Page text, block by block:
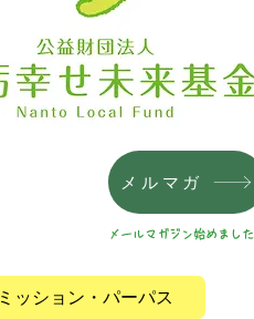
メルマガ
メールマガジン始めました
ミッション・パーパス